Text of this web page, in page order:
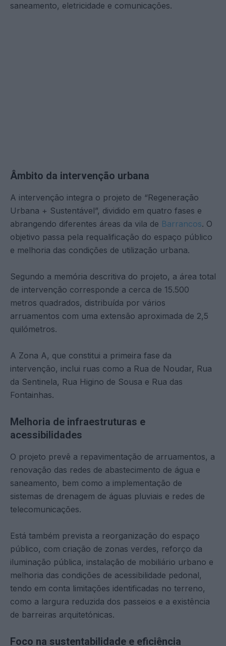
saneamento, eletricidade e comunicações.
Âmbito da intervenção urbana
A intervenção integra o projeto de “Regeneração
Urbana + Sustentável”, dividido em quatro fases e
abrangendo diferentes áreas da vila de Barrancos. O
objetivo passa pela requalificação do espaço público
e melhoria das condições de utilização urbana.
Segundo a memória descritiva do projeto, a área total
de intervenção corresponde a cerca de 15.500
metros quadrados, distribuída por vários
arruamentos com uma extensão aproximada de 2,5
quilómetros.
A Zona A, que constitui a primeira fase da
intervenção, inclui ruas como a Rua de Noudar, Rua
da Sentinela, Rua Higino de Sousa e Rua das
Fontainhas.
Melhoria de infraestruturas e
acessibilidades
O projeto prevê a repavimentação de arruamentos, a
renovação das redes de abastecimento de água e
saneamento, bem como a implementação de
sistemas de drenagem de águas pluviais e redes de
telecomunicações.
Está também prevista a reorganização do espaço
público, com criação de zonas verdes, reforço da
iluminação pública, instalação de mobiliário urbano e
melhoria das condições de acessibilidade pedonal,
tendo em conta limitações identificadas no terreno,
como a largura reduzida dos passeios e a existência
de barreiras arquitetónicas.
Foco na sustentabilidade e eficiência